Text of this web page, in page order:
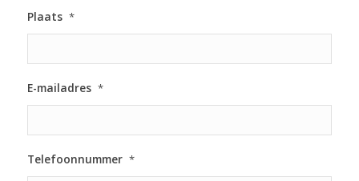
Plaats *
E-mailadres *
Telefoonnummer *